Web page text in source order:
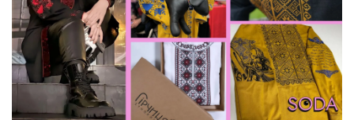
Slow news
Місто
Про нас
Редакційна політика